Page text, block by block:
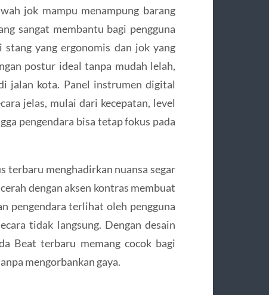
jok mampu menampung barang
sangat membantu bagi pengguna
yang ergonomis dan jok yang
postur ideal tanpa mudah lelah,
jalan kota. Panel instrumen digital
jelas, mulai dari kecepatan, level
pengendara bisa tetap fokus pada
terbaru menghadirkan nuansa segar
dengan aksen kontras membuat
pengendara terlihat oleh pengguna
tidak langsung. Dengan desain
Beat terbaru memang cocok bagi
mengorbankan gaya.